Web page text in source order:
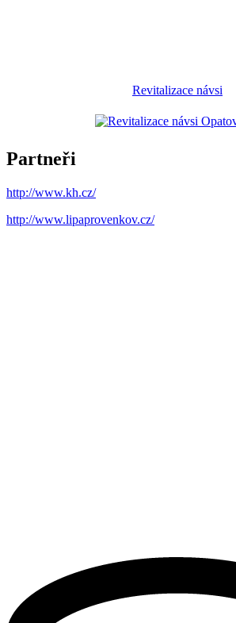
Revitalizace návsi
Partneři
http://www.kh.cz/
http://www.lipaprovenkov.cz/